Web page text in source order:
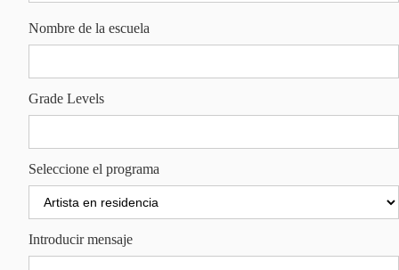
Nombre de la escuela
Grade Levels
Seleccione el programa
Introducir mensaje